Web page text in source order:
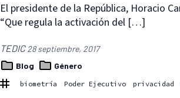
El presidente de la República, Horacio
“Que regula la activación del […]
TEDIC28 septiembre, 2017
Blog
Género
biometría Poder Ejecutivo privacidad